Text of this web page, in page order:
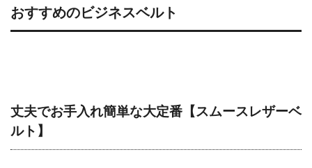
おすすめのビジネスベルト
丈夫でお手入れ簡単な大定番【スムースレザーベ
ルト】